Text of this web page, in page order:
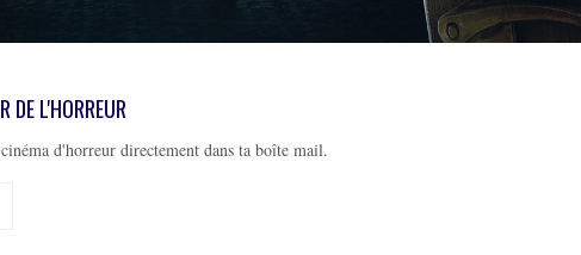
DE L'HORREUR
d'horreur directement dans ta boîte mail.